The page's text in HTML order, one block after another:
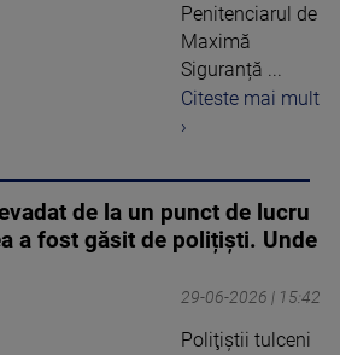
Penitenciarul de
Maximă
Siguranță ...
Citeste mai mult
›
de la un punct de lucru
a fost găsit de polițiști. Unde
29-06-2026 | 15:42
Poliţiştii tulceni